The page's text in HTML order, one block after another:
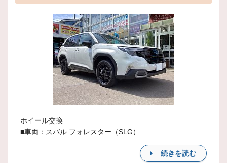
ホイール交換
■車両：スバル フォレスター（SLG）
続きを読む